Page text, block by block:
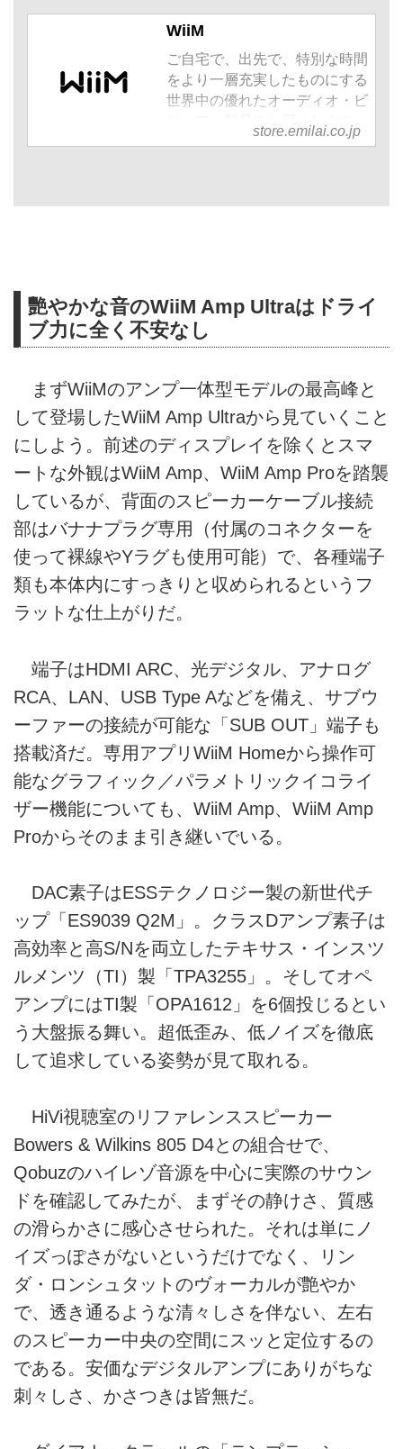
WiiM
ご自宅で、出先で、特別な時間
をより一層充実したものにする
世界中の優れたオーディオ・ビ
store.emilai.co.jp
艷やかな音のWiiM Amp Ultraはドライ
ブ力に全く不安なし
まずWiiMのアンプ一体型モデルの最高峰と
して登場したWiiM Amp Ultraから見ていくこと
にしよう。前述のディスプレイを除くとスマ
ートな外観はWiiM Amp、WiiM Amp Proを踏襲
しているが、背面のスピーカーケーブル接続
部はバナナプラグ専用（付属のコネクターを
使って裸線やYラグも使用可能）で、各種端子
類も本体内にすっきりと収められるというフ
ラットな仕上がりだ。
端子はHDMI ARC、光デジタル、アナログ
RCA、LAN、USB Type Aなどを備え、サブウ
ーファーの接続が可能な「SUB OUT」端子も
搭載済だ。専用アプリWiiM Homeから操作可
能なグラフィック／パラメトリックイコライ
ザー機能についても、WiiM Amp、WiiM Amp
Proからそのまま引き継いでいる。
DAC素子はESSテクノロジー製の新世代チ
ップ「ES9039 Q2M」。クラスDアンプ素子は
高効率と高S/Nを両立したテキサス・インスツ
ルメンツ（TI）製「TPA3255」。そしてオペ
アンプにはTI製「OPA1612」を6個投じるとい
う大盤振る舞い。超低歪み、低ノイズを徹底
して追求している姿勢が見て取れる。
HiVi視聴室のリファレンススピーカー
Bowers & Wilkins 805 D4との組合せで、
Qobuzのハイレゾ音源を中心に実際のサウン
ドを確認してみたが、まずその静けさ、質感
の滑らかさに感心させられた。それは単にノ
イズっぽさがないというだけでなく、リン
ダ・ロンシュタットのヴォーカルが艶やか
で、透き通るような清々しさを伴ない、左右
のスピーカー中央の空間にスッと定位するの
である。安価なデジタルアンプにありがちな
刺々しさ、かさつきは皆無だ。